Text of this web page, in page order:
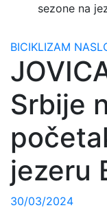
sezone na
BICIKLIZAM
Srbije
jezeru
30/03/2024